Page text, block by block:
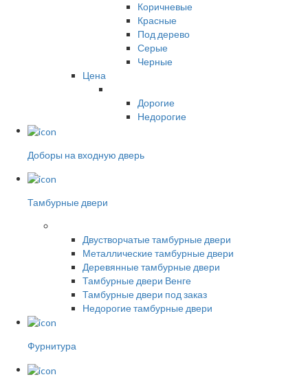
Коричневые
Красные
Под дерево
Серые
Черные
Цена
Дорогие
Недорогие
Доборы на входную дверь
Тамбурные двери
Двустворчатые тамбурные двери
Металлические тамбурные двери
Деревянные тамбурные двери
Тамбурные двери Венге
Тамбурные двери под заказ
Недорогие тамбурные двери
Фурнитура